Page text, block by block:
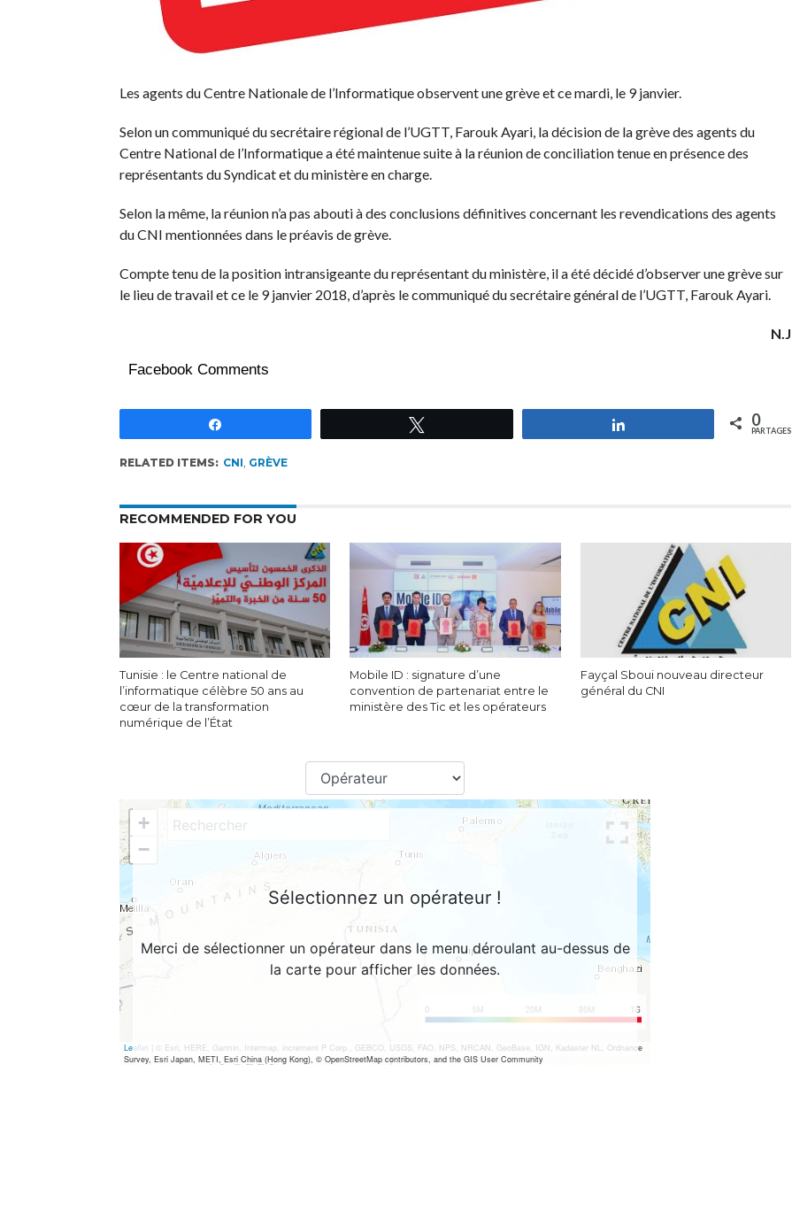
Les agents du Centre Nationale de l’Informatique observent une grève et ce mardi, le 9 janvier.
Selon un communiqué du secrétaire régional de l’UGTT, Farouk Ayari, la décision de la grève des agents du
Centre National de l’Informatique a été maintenue suite à la réunion de conciliation tenue en présence des
représentants du Syndicat et du ministère en charge.
Selon la même, la réunion n’a pas abouti à des conclusions définitives concernant les revendications des agents
du CNI mentionnées dans le préavis de grève.
Compte tenu de la position intransigeante du représentant du ministère, il a été décidé d’observer une grève sur
le lieu de travail et ce le 9 janvier 2018, d’après le communiqué du secrétaire général de l’UGTT, Farouk Ayari.
N.J
Facebook Comments
0
PARTAGES
RELATED ITEMS: CNI, GRÈVE
RECOMMENDED FOR YOU
Tunisie : le Centre national de
l’informatique célèbre 50 ans au
cœur de la transformation
numérique de l’État
Mobile ID : signature d’une
convention de partenariat entre le
ministère des Tic et les opérateurs
Fayçal Sboui nouveau directeur
général du CNI